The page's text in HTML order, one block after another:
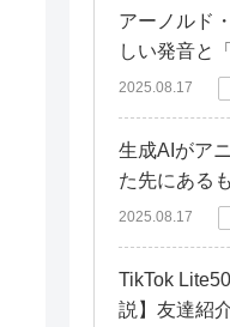
は？
アーノルド
しい発音と
2025.08.17
生成AIがア
た先にある
2025.08.17
TikTok
説】友達紹